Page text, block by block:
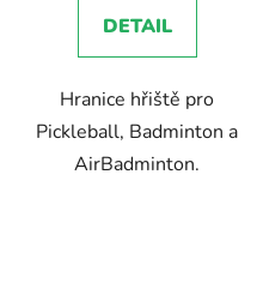
DETAIL
Hranice hřiště pro
Pickleball, Badminton a
AirBadminton.